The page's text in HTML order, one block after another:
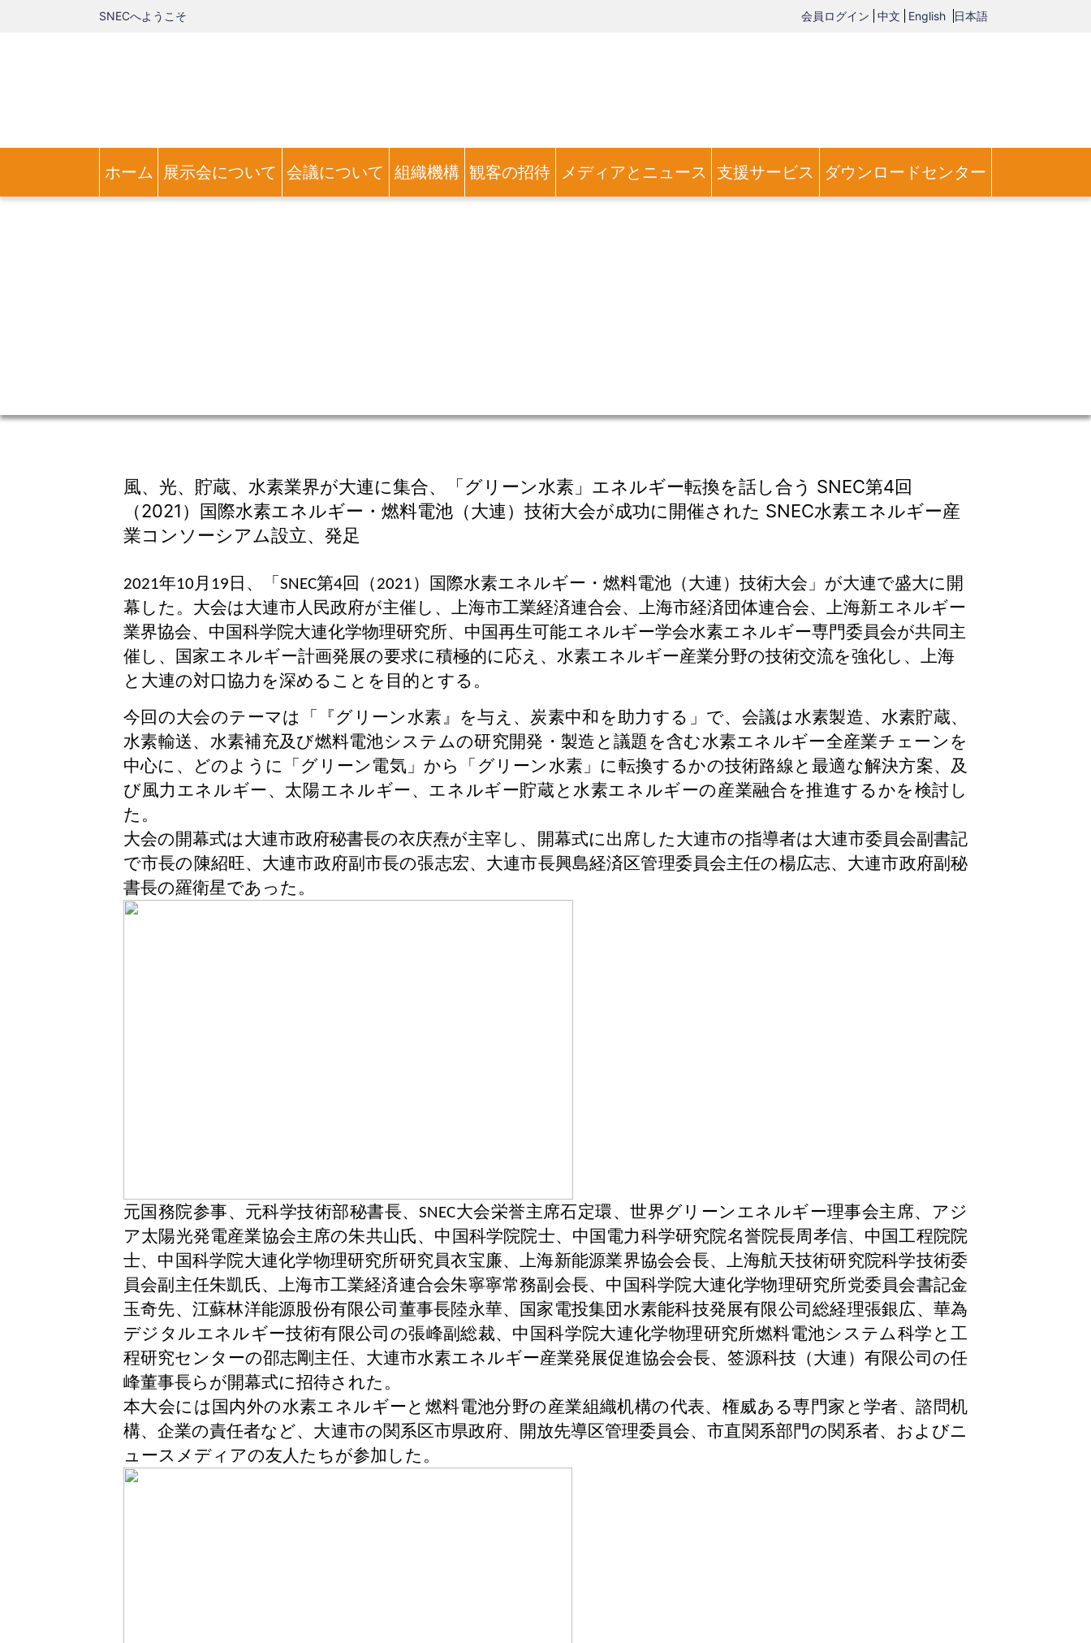
SNECへようこそ 会員ログイン 中文 English 日本語
ホーム 展示会について 会議について 組織機構 観客の招待 メディアとニュース 支援サービス ダウンロードセンター
風、光、貯蔵、水素業界が大連に集合、「グリーン水素」エネルギー転換を話し合う SNEC第4回
（2021）国際水素エネルギー・燃料電池（大連）技術大会が成功に開催された SNEC水素エネルギー産
業コンソーシアム設立、発足
2021年10月 19 日、「 SNEC第4回（2021）国際水素エネルギー・燃料電池（大連）技術大会」が大連で盛大に開
幕した。大会は大連市人民政府が主催し、上海市工業経済連合会、上海市経済団体連合会、上海新エネルギー
業界協会、中国科学院大連化学物理研究所、中国再生可能エネルギー学会水素エネルギー専門委員会が共同主
催し、国家エネルギー計画発展の要求に積極的に応え、水素エネルギー産業分野の技術交流を強化し、上海
と大連の対口協力を深めることを目的とする。
今回の大会のテーマは「『グリーン水素』を与え、炭素中和を助力する」で、会議は水素製造、水素貯蔵、
水素輸送、水素補充及び燃料電池システムの研究開発・製造と議題を含む水素エネルギー全産業チェーンを
中心に、どのように「グリーン電気」から「グリーン水素」に転換するかの技術路線と最適な解決方案、及
び風力エネルギー、太陽エネルギー、エネルギー貯蔵と水素エネルギーの産業融合を推進するかを検討し
た。
大会の開幕式は大連市政府秘書長の衣庆焘が主宰し、開幕式に出席した大連市の指導者は大連市委員会副書記
で市長の陳紹旺、大連市政府副市長の張志宏、大連市長興島経済区管理委員会主任の楊広志、大連市政府副秘
書長の羅衛星であった。
元国務院参事、元科学技術部秘書長、SNEC大会栄誉主席石定環、世界グリーンエネルギー理事会主席、アジ
ア太陽光発電産業協会主席の朱共山氏、中国科学院院士、中国電力科学研究院名誉院長周孝信、中国工程院院
士、中国科学院大連化学物理研究所研究員衣宝廉、上海新能源業界協会会長、上海航天技術研究院科学技術委
員会副主任朱凱氏、上海市工業経済連合会朱寧寧常務副会長、中国科学院大連化学物理研究所党委員会書記金
玉奇先、江蘇林洋能源股份有限公司董事長陸永華、国家電投集団水素能科技発展有限公司総経理張銀広、華為
デジタルエネルギー技術有限公司の張峰副総裁、中国科学院大連化学物理研究所燃料電池システム科学と工
程研究センターの邵志剛主任、大連市水素エネルギー産業発展促進協会会長、签源科技（大連）有限公司の任
峰董事長らが開幕式に招待された。
本大会には国内外の水素エネルギーと燃料電池分野の産業組織机構の代表、権威ある専門家と学者、諮問机
構、企業の責任者など、大連市の関系区市県政府、開放先導区管理委員会、市直関系部門の関系者、およびニ
ュースメディアの友人たちが参加した。